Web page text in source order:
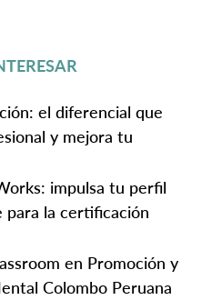
el diferencial que
y mejora tu
impulsa tu perfil
para la certificación
en Promoción y
Colombo Peruana